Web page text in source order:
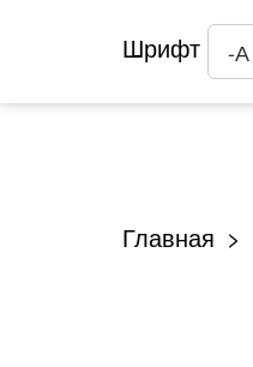
Шрифт -А
Главная